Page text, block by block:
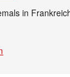
in